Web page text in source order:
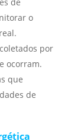
o
por
ocorram.
que
de